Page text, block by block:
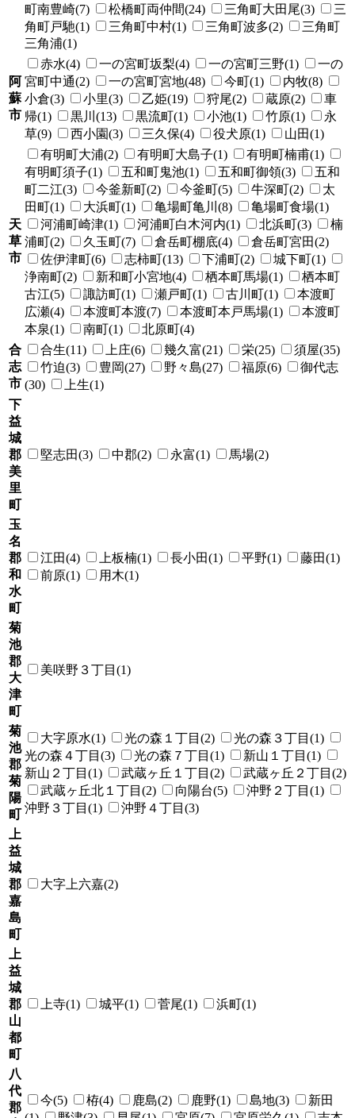
町南豊崎(7)
松橋町両仲間(24) 三角町大田尾(3)
三
角町戸馳(1)
三角町中村(1) 三角町波多(2)
三角町
三角浦(1)
阿
蘇
市
赤水(4) 一の宮町坂梨(4) 一の宮町三野(1)
一の
宮町中通(2)
一の宮町宮地(48) 今町(1)
内牧(8)
小倉(3)
小里(3) 乙姫(19) 狩尾(2) 蔵原(2)
車
帰(1)
黒川(13) 黒流町(1) 小池(1) 竹原(1)
永
草(9)
西小園(3) 三久保(4) 役犬原(1) 山田(1)
天
草
市
有明町大浦(2) 有明町大島子(1)
有明町楠甫(1)
有明町須子(1)
五和町鬼池(1) 五和町御領(3)
五和
町二江(3)
今釜新町(2) 今釜町(5) 牛深町(2)
太
田町(1)
大浜町(1) 亀場町亀川(8)
亀場町食場(1)
河浦町崎津(1)
河浦町白木河内(1) 北浜町(3)
楠
浦町(2)
久玉町(7) 倉岳町棚底(4)
倉岳町宮田(2)
佐伊津町(6)
志柿町(13) 下浦町(2)
城下町(1)
浄南町(2)
新和町小宮地(4) 栖本町馬場(1)
栖本町
古江(5)
諏訪町(1) 瀬戸町(1) 古川町(1)
本渡町
広瀬(4)
本渡町本渡(7) 本渡町本戸馬場(1)
本渡町
本泉(1)
南町(1)
北原町(4)
合
志
市
合生(11) 上庄(6) 幾久富(21) 栄(25)
須屋(35)
竹迫(3)
豊岡(27) 野々島(27) 福原(6)
御代志
(30)
上生(1)
下
益
城
郡
美
里
町
堅志田(3) 中郡(2) 永富(1) 馬場(2)
玉
名
郡
和
水
町
江田(4) 上板楠(1) 長小田(1) 平野(1)
藤田(1)
前原(1)
用木(1)
菊
池
郡
大
津
町
美咲野３丁目(1)
菊
池
郡
菊
陽
町
大字原水(1) 光の森１丁目(2)
光の森３丁目(1)
光の森４丁目(3)
光の森７丁目(1)
新山１丁目(1)
新山２丁目(1)
武蔵ヶ丘１丁目(2)
武蔵ヶ丘２丁目(2)
武蔵ヶ丘北１丁目(2)
向陽台(5)
沖野２丁目(1)
沖野３丁目(1)
沖野４丁目(3)
上
益
城
郡
嘉
島
町
大字上六嘉(2)
上
益
城
郡
山
都
町
上寺(1) 城平(1) 菅尾(1) 浜町(1)
八
代
郡
今(5) 栫(4) 鹿島(2) 鹿野(1) 島地(3)
新田